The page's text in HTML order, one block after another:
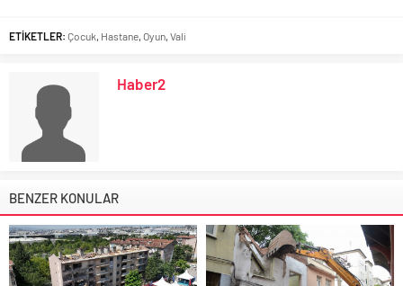
ETİKETLER: Çocuk Hastane Oyun Vali
Haber2
BENZER KONULAR